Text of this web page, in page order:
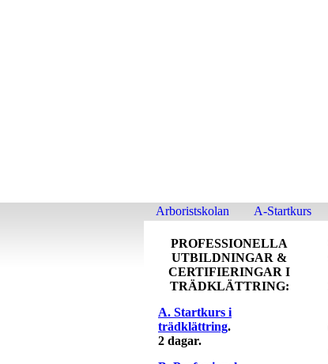
Arboristskolan A-Startkurs
PROFESSIONELLA
UTBILDNINGAR &
CERTIFIERINGAR I
TRÄDKLÄTTRING:
A. Startkurs i
trädklättring.
2 dagar.